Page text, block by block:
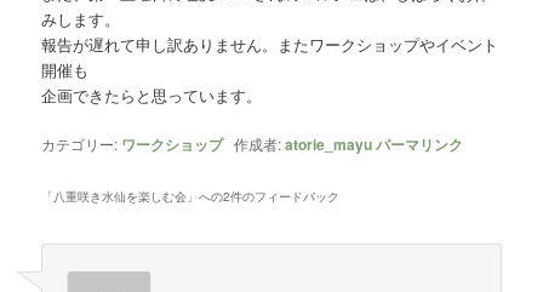
みします。
報告が遅れて申し訳ありません。またワークショップやイベント
開催も
企画できたらと思っています。
カテゴリー: ワークショップ作成者:atorie_mayuパーマリンク
「八重咲き水仙を楽しむ会 」への2件のフィードバック